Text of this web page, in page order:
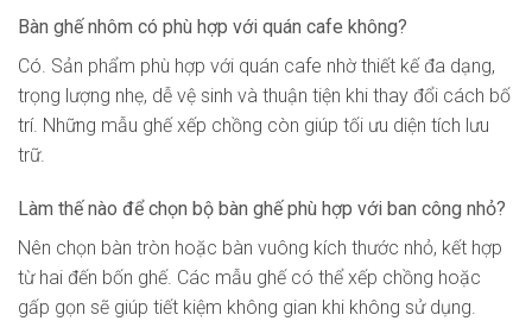
Bàn ghế nhôm có phù hợp với quán cafe không?
Có. Sản phẩm phù hợp với quán cafe nhờ thiết kế đa dạng,
trọng lượng nhẹ, dễ vệ sinh và thuận tiện khi thay đổi cách bố
trí. Những mẫu ghế xếp chồng còn giúp tối ưu diện tích lưu
trữ.
Làm thế nào để chọn bộ bàn ghế phù hợp với ban công nhỏ?
Nên chọn bàn tròn hoặc bàn vuông kích thước nhỏ, kết hợp
từ hai đến bốn ghế. Các mẫu ghế có thể xếp chồng hoặc
gấp gọn sẽ giúp tiết kiệm không gian khi không sử dụng.